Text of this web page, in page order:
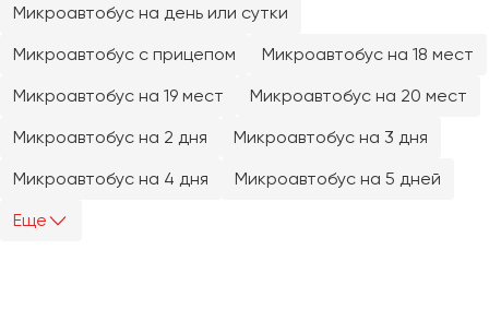
Микроавтобус на день или сутки
Микроавтобус с прицепом
Микроавтобус на 18 мест
Микроавтобус на 19 мест
Микроавтобус на 20 мест
Микроавтобус на 2 дня
Микроавтобус на 3 дня
Микроавтобус на 4 дня
Микроавтобус на 5 дней
Еще
Челябинск
Якутск
Ярославль